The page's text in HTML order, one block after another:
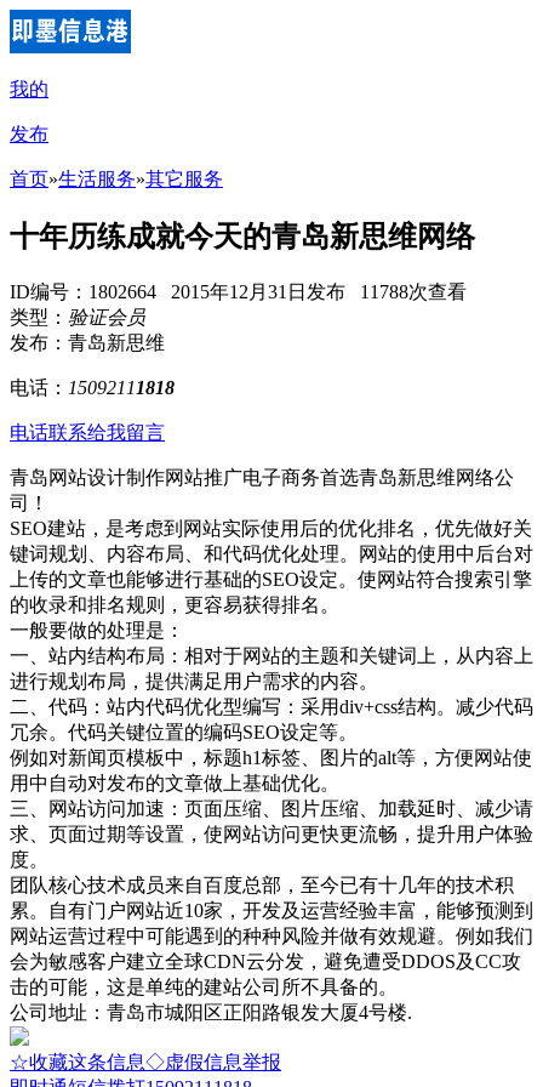
我的
发布
首页»生活服务»其它服务
十年历练成就今天的青岛新思维网络
ID编号：1802664 2015年12月31日发布 11788次查看
类型： 验证会员
发布：青岛新思维
电话： 1509211 1818
电话联系给我留言
青岛网站设计制作网站推广电子商务首选青岛新思维网络公
司！
SEO建站，是考虑到网站实际使用后的优化排名，优先做好关
键词规划、内容布局、和代码优化处理。网站的使用中后台对
上传的文章也能够进行基础的SEO设定。使网站符合搜索引擎
的收录和排名规则，更容易获得排名。
一般要做的处理是：
一、站内结构布局：相对于网站的主题和关键词上，从内容上
进行规划布局，提供满足用户需求的内容。
二、代码：站内代码优化型编写：采用div+css结构。减少代码
冗余。代码关键位置的编码SEO设定等。
例如对新闻页模板中，标题h1标签、图片的alt等，方便网站使
用中自动对发布的文章做上基础优化。
三、网站访问加速：页面压缩、图片压缩、加载延时、减少请
求、页面过期等设置，使网站访问更快更流畅，提升用户体验
度。
团队核心技术成员来自百度总部，至今已有十几年的技术积
累。自有门户网站近10家，开发及运营经验丰富，能够预测到
网站运营过程中可能遇到的种种风险并做有效规避。例如我们
会为敏感客户建立全球CDN云分发，避免遭受DDOS及CC攻
击的可能，这是单纯的建站公司所不具备的。
公司地址：青岛市城阳区正阳路银发大厦4号楼.
☆收藏这条信息◇虚假信息举报